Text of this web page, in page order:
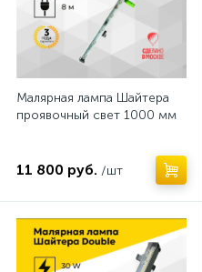
Малярная лампа Шайтера
проявочный свет 1000 мм
11 800 руб. /шт